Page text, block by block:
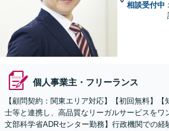
相談受付中
個人事業主・フリーランス
【顧問契約：関東エリア対応】【初回無料】【
士等と連携し、高品質なリーガルサービスをワ
文部科学省ADRセンター勤務】行政機関での経